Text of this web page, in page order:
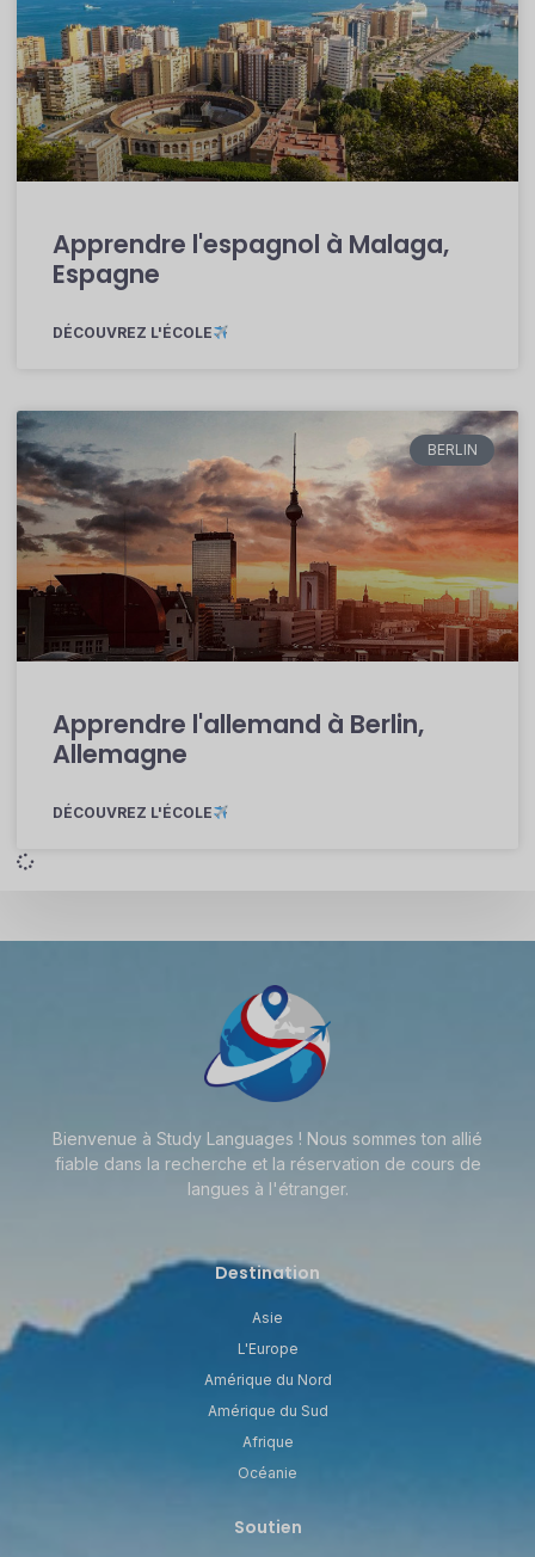
Apprendre l'espagnol à Malaga,
Espagne
DÉCOUVREZ L'ÉCOLE
BERLIN
Apprendre l'allemand à Berlin,
Allemagne
DÉCOUVREZ L'ÉCOLE
Bienvenue à Study Languages ! Nous sommes ton allié
fiable dans la recherche et la réservation de cours de
langues à l'étranger.
Destination
Asie
L'Europe
Amérique du Nord
Amérique du Sud
Afrique
Océanie
Soutien